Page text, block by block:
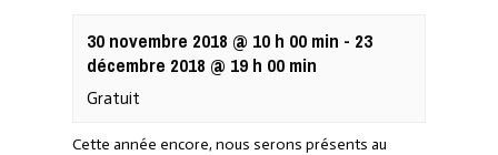
30 novembre 2018 @ 10 h 00 min - 23
décembre 2018 @ 19 h 00 min
Gratuit
Cette année encore, nous serons présents au